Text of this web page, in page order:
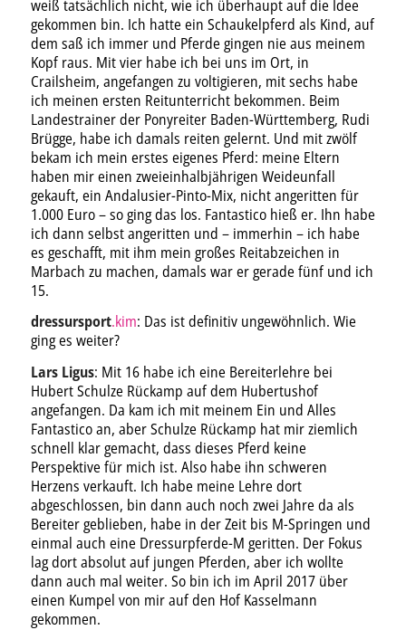
weiß tatsächlich nicht, wie ich überhaupt auf die Idee
gekommen bin. Ich hatte ein Schaukelpferd als Kind, auf
dem saß ich immer und Pferde gingen nie aus meinem
Kopf raus. Mit vier habe ich bei uns im Ort, in
Crailsheim, angefangen zu voltigieren, mit sechs habe
ich meinen ersten Reitunterricht bekommen. Beim
Landestrainer der Ponyreiter Baden-Württemberg, Rudi
Brügge, habe ich damals reiten gelernt. Und mit zwölf
bekam ich mein erstes eigenes Pferd: meine Eltern
haben mir einen zweieinhalbjährigen Weideunfall
gekauft, ein Andalusier-Pinto-Mix, nicht angeritten für
1.000 Euro – so ging das los. Fantastico hieß er. Ihn habe
ich dann selbst angeritten und – immerhin – ich habe
es geschafft, mit ihm mein großes Reitabzeichen in
Marbach zu machen, damals war er gerade fünf und ich
15.
dressursport.kim: Das ist definitiv ungewöhnlich. Wie
ging es weiter?
Lars Ligus: Mit 16 habe ich eine Bereiterlehre bei
Hubert Schulze Rückamp auf dem Hubertushof
angefangen. Da kam ich mit meinem Ein und Alles
Fantastico an, aber Schulze Rückamp hat mir ziemlich
schnell klar gemacht, dass dieses Pferd keine
Perspektive für mich ist. Also habe ihn schweren
Herzens verkauft. Ich habe meine Lehre dort
abgeschlossen, bin dann auch noch zwei Jahre da als
Bereiter geblieben, habe in der Zeit bis M-Springen und
einmal auch eine Dressurpferde-M geritten. Der Fokus
lag dort absolut auf jungen Pferden, aber ich wollte
dann auch mal weiter. So bin ich im April 2017 über
einen Kumpel von mir auf den Hof Kasselmann
gekommen.